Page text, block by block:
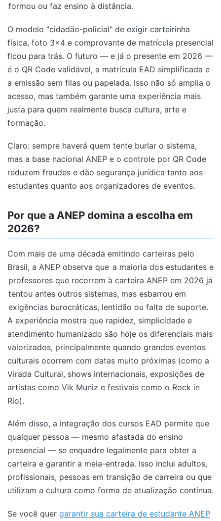
formou ou faz ensino à distância.
O modelo "cidadão-policial" de exigir carteirinha
física, foto 3x4 e comprovante de matrícula presencial
ficou para trás. O futuro — e já o presente em 2026 —
é o QR Code validável, a matrícula EAD simplificada e
a emissão sem filas ou papelada. Isso não só amplia o
acesso, mas também garante uma experiência mais
justa para quem realmente busca cultura, arte e
formação.
Claro: sempre haverá quem tente burlar o sistema,
mas a base nacional ANEP e o controle por QR Code
reduzem fraudes e dão segurança jurídica tanto aos
estudantes quanto aos organizadores de eventos.
Por que a ANEP domina a escolha em
2026?
Com mais de uma década emitindo carteiras pelo
Brasil, a ANEP observa que a maioria dos estudantes e
professores que recorrem à carteira ANEP em 2026 já
tentou antes outros sistemas, mas esbarrou em
exigências burocráticas, lentidão ou falta de suporte.
A experiência mostra que rapidez, simplicidade e
atendimento humanizado são hoje os diferenciais mais
valorizados, principalmente quando grandes eventos
culturais ocorrem com datas muito próximas (como a
Virada Cultural, shows internacionais, exposições de
artistas como Vik Muniz e festivais como o Rock in
Rio).
Além disso, a integração dos cursos EAD permite que
qualquer pessoa — mesmo afastada do ensino
presencial — se enquadre legalmente para obter a
carteira e garantir a meia-entrada. Isso inclui adultos,
profissionais, pessoas em transição de carreira ou que
utilizam a cultura como forma de atualização contínua.
Se você quer garantir sua carteira de estudante ANEP